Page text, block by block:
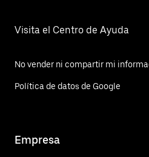
Visita el Centro de Ayuda
No vender ni compartir mi
Política de datos de Google
Empresa